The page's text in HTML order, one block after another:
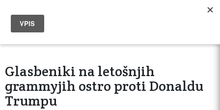
Glasbeniki na letošnjih
grammyjih ostro proti Donaldu
Trumpu